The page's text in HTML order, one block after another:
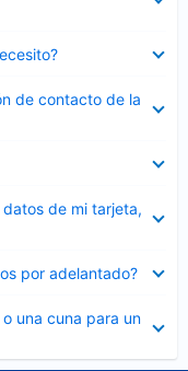
de contacto de la
de mi tarjeta,
por adelantado?
una cuna para un